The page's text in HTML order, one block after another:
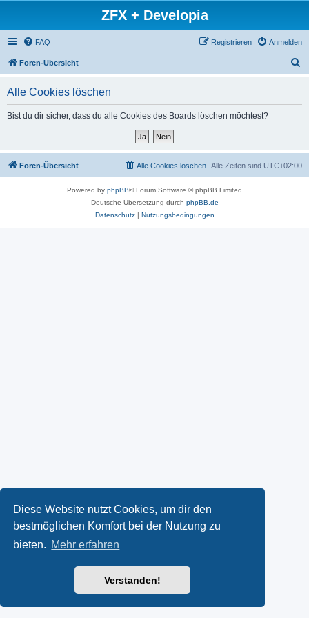
Diese Website nutzt Cookies, um dir den
bestmöglichen Komfort bei der Nutzung zu
bieten. Mehr erfahren
Verstanden!
ZFX + Developia
FAQ Anmelden
Registrieren
Foren-Übersicht
Alle Cookies löschen
Bist du dir sicher, dass du alle Cookies des Boards löschen möchtest?
Foren-Übersicht Alle Zeiten sind UTC+02:00
Alle Cookies löschen
Powered by phpBB® Forum Software © phpBB Limited
Deutsche Übersetzung durch phpBB.de
Datenschutz| Nutzungsbedingungen